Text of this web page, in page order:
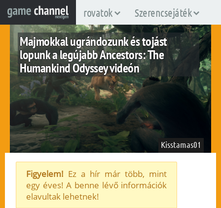
rovatok Szerencsejáték
Majmokkal ugrándozunk és tojást
lopunk a legújabb Ancestors: The
Humankind Odyssey videón
pc ps4 xboxone
Kisstamas01
Figyelem! Ez a hír már több, mint
egy éves! A benne lévő információk
elavultak lehetnek!